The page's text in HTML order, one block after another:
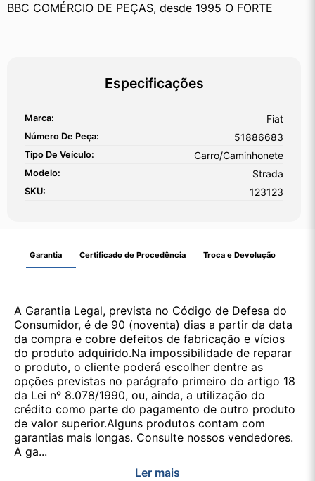
BBC COMÉRCIO DE PEÇAS, desde 1995 O FORTE
Especificações
Marca: Fiat
Número De Peça: 51886683
Tipo De Veículo: Carro/Caminhonete
Modelo: Strada
SKU: 123123
Garantia Certificado de Procedência Troca e Devolução
A Garantia Legal, prevista no Código de Defesa do
Consumidor, é de 90 (noventa) dias a partir da data
da compra e cobre defeitos de fabricação e vícios
do produto adquirido.Na impossibilidade de reparar
o produto, o cliente poderá escolher dentre as
opções previstas no parágrafo primeiro do artigo 18
da Lei nº 8.078/1990, ou, ainda, a utilização do
crédito como parte do pagamento de outro produto
de valor superior.Alguns produtos contam com
garantias mais longas. Consulte nossos vendedores.
A ga...
Ler mais